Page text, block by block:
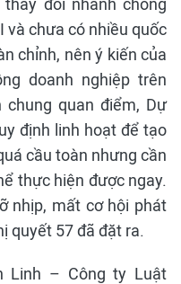
đổi nhanh chóng
và chưa có nhiều quốc
chỉnh, nên ý kiến của
doanh nghiệp trên
chung quan điểm, Dự
định linh hoạt để tạo
cầu toàn nhưng cần
thực hiện được ngay.
nhịp, mất cơ hội phát
quyết 57 đã đặt ra.
Linh – Công ty Luật